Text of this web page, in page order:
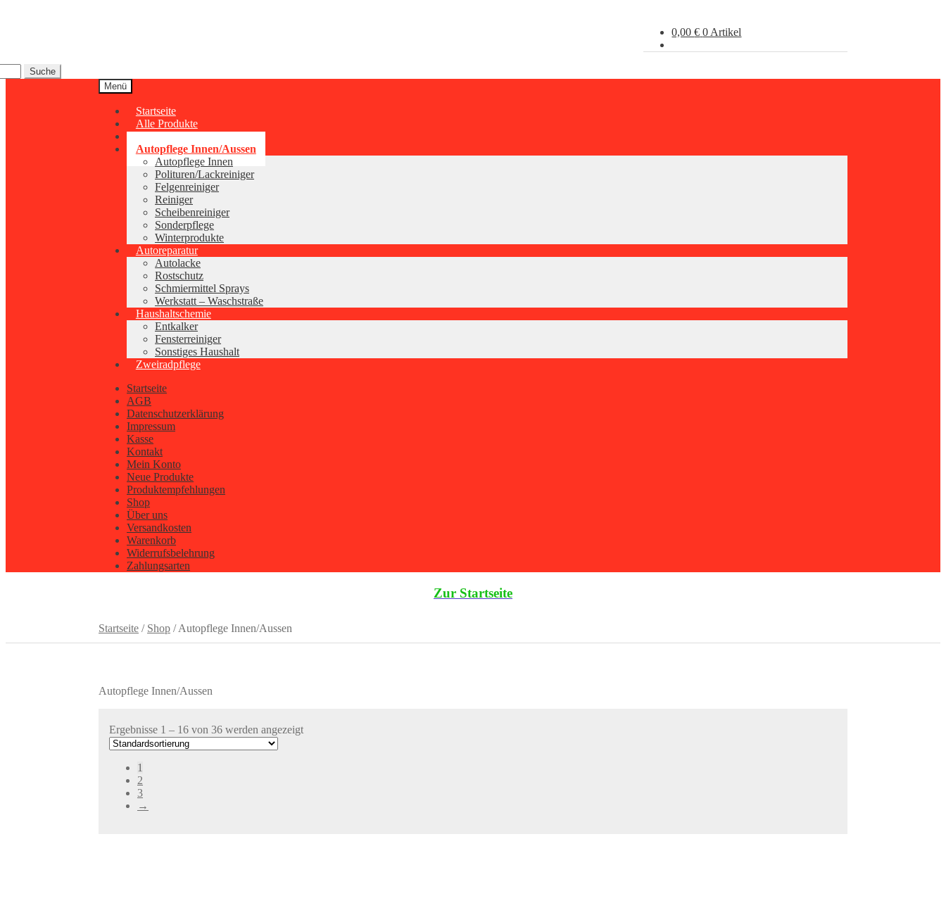
Suche
Menü
Startseite
Alle Produkte
Autopflege Innen/Aussen
Autopflege Innen
Polituren/Lackreiniger
Felgenreiniger
Reiniger
Scheibenreiniger
Sonderpflege
Winterprodukte
Autoreparatur
Autolacke
Rostschutz
Schmiermittel Sprays
Werkstatt – Waschstraße
Haushaltschemie
Entkalker
Fensterreiniger
Sonstiges Haushalt
Zweiradpflege
Startseite
AGB
Datenschutzerklärung
Impressum
Kasse
Kontakt
Mein Konto
Neue Produkte
Produktempfehlungen
Shop
Über uns
Versandkosten
Warenkorb
Widerrufsbelehrung
Zahlungsarten
0,00€ 0 Artikel
Zur Startseite
Startseite / Shop /Autopflege Innen/Aussen
Autopflege Innen/Aussen
Ergebnisse 1 – 16 von 36 werden angezeigt
1
2
3
→